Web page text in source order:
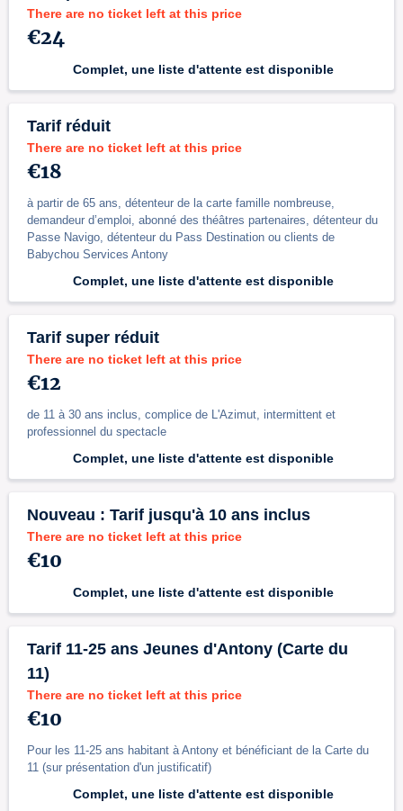
There are no ticket left at this price
€24
Complet, une liste d'attente est disponible
Tarif réduit
There are no ticket left at this price
€18
à partir de 65 ans, détenteur de la carte famille nombreuse,
demandeur d’emploi, abonné des théâtres partenaires, détenteur du
Passe Navigo, détenteur du Pass Destination ou clients de
Babychou Services Antony
Complet, une liste d'attente est disponible
Tarif super réduit
There are no ticket left at this price
€12
de 11 à 30 ans inclus, complice de L'Azimut, intermittent et
professionnel du spectacle
Complet, une liste d'attente est disponible
Nouveau : Tarif jusqu'à 10 ans inclus
There are no ticket left at this price
€10
Complet, une liste d'attente est disponible
Tarif 11-25 ans Jeunes d'Antony (Carte du
11)
There are no ticket left at this price
€10
Pour les 11-25 ans habitant à Antony et bénéficiant de la Carte du
11 (sur présentation d'un justificatif)
Complet, une liste d'attente est disponible